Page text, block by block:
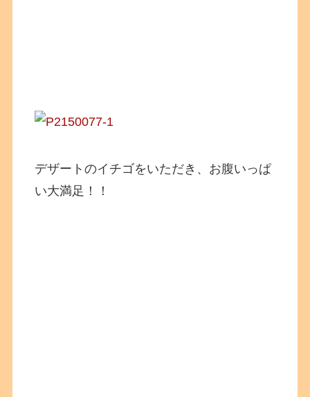
デザートのイチゴをいただき、お腹いっぱ
い大満足！！